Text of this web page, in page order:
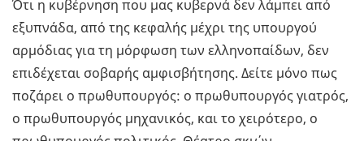
Ότι η κυβέρνηση που μας κυβερνά δεν λάμπει από
εξυπνάδα, από της κεφαλής μέχρι της υπουργού
αρμόδιας για τη μόρφωση των ελληνοπαίδων, δεν
επιδέχεται σοβαρής αμφισβήτησης. Δείτε μόνο πως
ποζάρει ο πρωθυπουργός: ο πρωθυπουργός γιατρός,
ο πρωθυπουργός μηχανικός, και το χειρότερο, ο